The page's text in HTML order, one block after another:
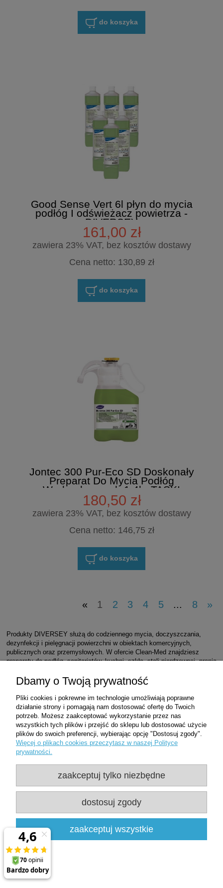
do koszyka
Good Sense Vert 6l płyn do mycia
podłóg I odświeżacz powietrza -
DIVERSEY
161,00 zł
zawiera 23% VAT, bez kosztów dostawy
Cena netto: 130,89 zł
do koszyka
Jontec 300 Pur-Eco SD Doskonały
Preparat Do Mycia Podłóg
Wodoodpornych 1.4l - TASKI
180,50 zł
zawiera 23% VAT, bez kosztów dostawy
Cena netto: 146,75 zł
do koszyka
« 1 2 3 4 5 ... 8 »
Produkty DIVERSEY służą do codziennego mycia, doczyszczania,
dezynfekcji i pielęgnacji powierzchni w obiektach komercyjnych,
publicznych oraz przemysłowych. W ofercie Clean-Med znajdziesz
preparaty do podłóg, sanitariatów, kuchni, szkła, stali nierdzewnej, prania
biura, szkoły, placówki opiekuńcze i zakłady produkcyjne.
Jako dystrybutor DIVERSEY z USA udostępniamy koncentraty,
preparaty gotowe do użycia, spraye oraz żele w różnych pojemnościach.
Ułatwia to dobór chemii do punktowego i regularnego sprzątania.
Jakie środki DIVERSEY znajdziesz w
ofercie?
preparaty do mycia i dezynfekcji powierzchni, w tym produkty z
środki do podłóg wodoodpornych oraz posadzek narażonych na
chemię do kuchni, urządzeń gastronomicznych, blatów,
piekarników i grilli;
płyny do sanitariatów, kabin prysznicowych, armatury, ceramiki i
odpływów;
Dbamy o Twoją prywatność
Pliki cookies i pokrewne im technologie umożliwiają poprawne
działanie strony i pomagają nam dostosować ofertę do Twoich
potrzeb. Możesz zaakceptować wykorzystanie przez nas
wszystkich tych plików i przejść do sklepu lub dostosować użycie
plików do swoich preferencji, wybierając opcję "Dostosuj zgody".
Więcej o plikach cookies przeczytasz w naszej Polityce
prywatności.
zaakceptuj tylko niezbędne
dostosuj zgody
zaakceptuj wszystkie